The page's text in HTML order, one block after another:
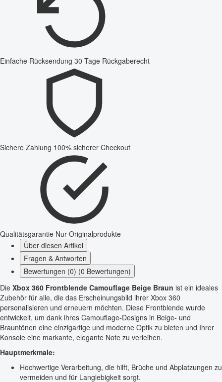
Einfache Rücksendung 30 Tage Rückgaberecht
Sichere Zahlung 100% sicherer Checkout
Qualitätsgarantie Nur Originalprodukte
Über diesen Artikel
Fragen & Antworten
Bewertungen (0) (0 Bewertungen)
Die Xbox 360 Frontblende Camouflage Beige Braun ist ein ideales
Zubehör für alle, die das Erscheinungsbild ihrer Xbox 360
personalisieren und erneuern möchten. Diese Frontblende wurde
entwickelt, um dank ihres Camouflage-Designs in Beige- und
Brauntönen eine einzigartige und moderne Optik zu bieten und Ihrer
Konsole eine markante, elegante Note zu verleihen.
Hauptmerkmale:
Hochwertige Verarbeitung, die hilft, Brüche und Abplatzungen zu
vermeiden und für Langlebigkeit sorgt.